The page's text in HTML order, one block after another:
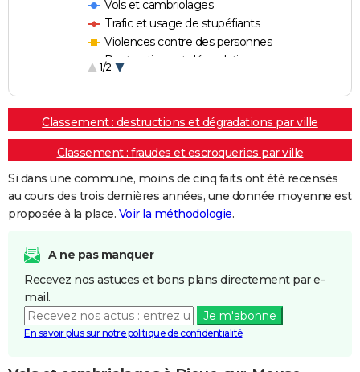
Vols et cambriolages
Trafic et usage de stupéfiants
Violences contre des personnes
Destructions et dégradations
1/2
Classement : destructions et dégradations par ville
Classement : fraudes et escroqueries par ville
Si dans une commune, moins de cinq faits ont été recensés
au cours des trois dernières années, une donnée moyenne est
proposée à la place. Voir la méthodologie.
A ne pas manquer
Recevez nos astuces et bons plans directement par e-
mail.
Je m'abonne
En savoir plus sur notre politique de confidentialité